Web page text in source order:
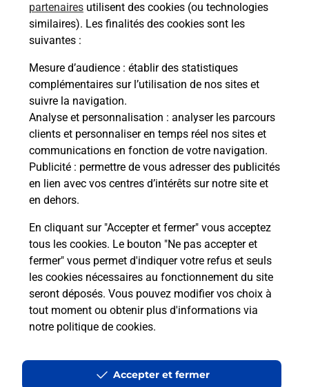
partenaires utilisent des cookies (ou technologies
similaires). Les finalités des cookies sont les
suivantes :
Mesure d’audience : établir des statistiques
complémentaires sur l’utilisation de nos sites et
suivre la navigation.
Analyse et personnalisation : analyser les parcours
clients et personnaliser en temps réel nos sites et
communications en fonction de votre navigation.
Publicité : permettre de vous adresser des publicités
en lien avec vos centres d’intérêts sur notre site et
en dehors.
En cliquant sur "Accepter et fermer" vous acceptez
tous les cookies. Le bouton "Ne pas accepter et
fermer" vous permet d'indiquer votre refus et seuls
les cookies nécessaires au fonctionnement du site
seront déposés. Vous pouvez modifier vos choix à
tout moment ou obtenir plus d'informations via
notre politique de cookies.
Accepter et fermer
Recherchez un autre point de contact
Questions fréquemment posées
Quel réseau utilise La Poste Mobile ?
Est-ce que je peux garder mon
numéro de mobile gratuitement ?
Est-ce que je peux bénéficier de la 5G
avec La Poste Mobile ?
Est-ce que je peux utiliser mon forfait
à l’étranger avec La Poste Mobile ?
en plusieurs fois avec La Poste Mobile